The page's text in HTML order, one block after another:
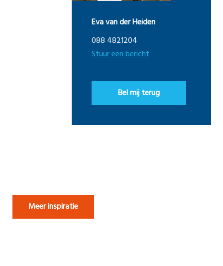
Eva van der Heiden
088 4821204
Stuur een bericht
Bel mij terug
Meer inspiratie